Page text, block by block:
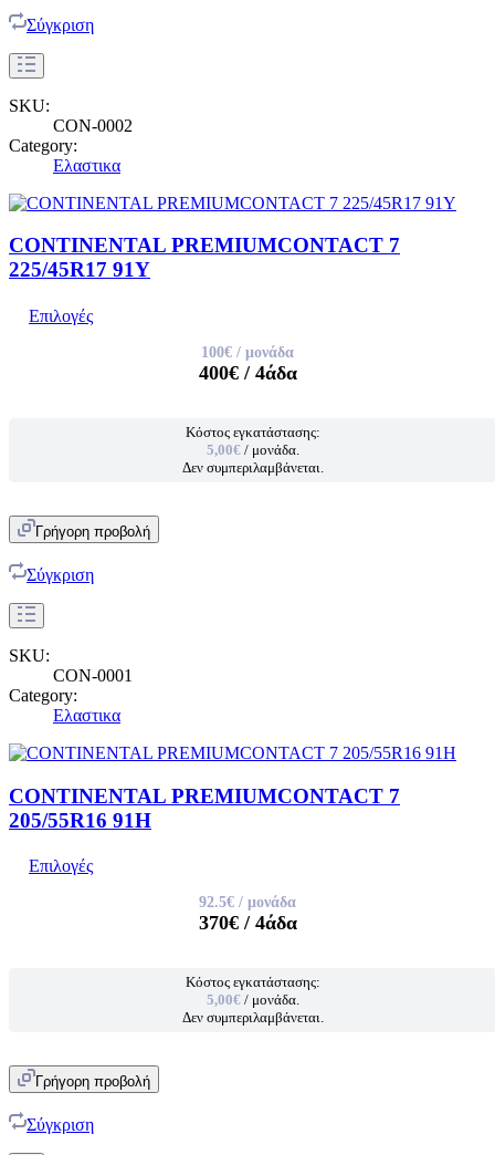
Σύγκριση
SKU:
CON-0002
Category:
Ελαστικα
CONTINENTAL PREMIUMCONTACT 7
225/45R17 91Y
Επιλογές
100€ / μονάδα
400€/ 4άδα
Κόστος εγκατάστασης:
5,00€ / μονάδα.
Δεν συμπεριλαμβάνεται.
Γρήγορη προβολή
Σύγκριση
SKU:
CON-0001
Category:
Ελαστικα
CONTINENTAL PREMIUMCONTACT 7
205/55R16 91H
Επιλογές
92.5€ / μονάδα
370€/ 4άδα
Κόστος εγκατάστασης:
5,00€ / μονάδα.
Δεν συμπεριλαμβάνεται.
Γρήγορη προβολή
Σύγκριση